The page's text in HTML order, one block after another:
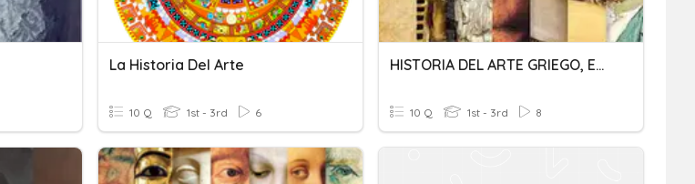
La Historia Del Arte
10 Q 1st - 3rd 6
HISTORIA DEL ARTE GRIEGO, ETRUSCO Y ROMANO
10 Q 1st - 3rd 8